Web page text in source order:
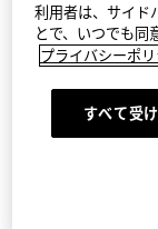
会社概要
©FAST RETAILING
利用者は、サイド
とで、いつでも同
プライバシーポ
すべて受